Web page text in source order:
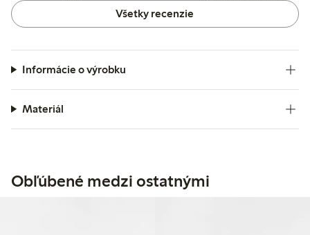
Všetky recenzie
Informácie o výrobku
Materiál
Obľúbené medzi ostatnými